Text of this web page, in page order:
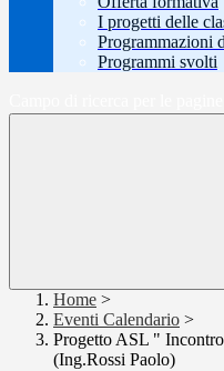
I progetti delle
Programmazioni
Programmi svolti
Home >
Eventi Calendario >
Progetto ASL "
(Ing.Rossi Paolo)